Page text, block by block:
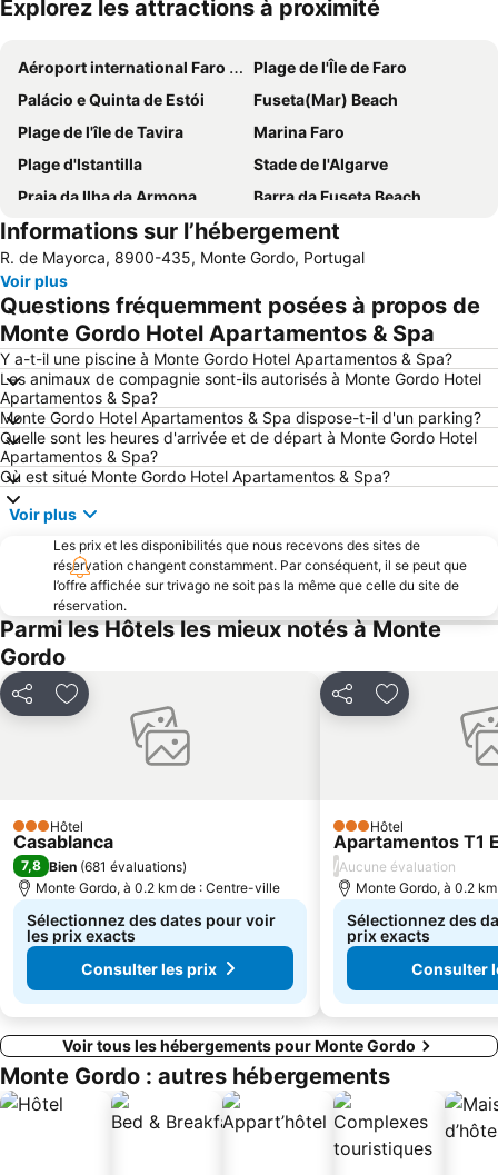
Explorez les attractions à proximité
Aéroport international Faro - Gago Coutinho
Plage de l'Île de Faro
Palácio e Quinta de Estói
Fuseta(Mar) Beach
Plage de l'île de Tavira
Marina Faro
Plage d'Istantilla
Stade de l'Algarve
Praia da Ilha da Armona
Barra da Fuseta Beach
Plage de Punta Umbria
Monte Gordo beach
Praia Verde
Playa Isla Canela
Couvent Notre-Dame de l'Assomption
Tavira train station
Parc Naturel de Ria Formosa
Culatra (Mar) Beach
Cathédrale de Faro
Plage de Manta Rota
Playas Isla Cristina
Praça Marquês de Pombal
Ayamonte
Isla Canela Golf
Tavira Gran-Plaza
Avenida Marginal de Monte Gordo
Pego do Inferno
Aula Marina El Terrón
El Portil
Pèlerinage du Rocío
Estación de Sevilla
Terminal Rodoviário Faro
Santo António Beach
Arquivo Histórico Municipal de Vila Real de Santo António
Castelo de Tavira
Terra Estreita beach
Port de plaisance El Rompido
Centre d'Interprétation Huelva Puerta del Atlántico
Barrio Reina Victoria - Obrero
Informations sur l’hébergement
R. de Mayorca, 8900-435, Monte Gordo, Portugal
Voir plus
Questions fréquemment posées à propos de
Monte Gordo Hotel Apartamentos & Spa
Y a-t-il une piscine à Monte Gordo Hotel Apartamentos & Spa?
Les animaux de compagnie sont-ils autorisés à Monte Gordo Hotel
Apartamentos & Spa?
Monte Gordo Hotel Apartamentos & Spa dispose-t-il d'un parking?
Quelle sont les heures d'arrivée et de départ à Monte Gordo Hotel
Apartamentos & Spa?
Où est situé Monte Gordo Hotel Apartamentos & Spa?
Voir plus
Les prix et les disponibilités que nous recevons des sites de
réservation changent constamment. Par conséquent, il se peut que
l’offre affichée sur trivago ne soit pas la même que celle du site de
réservation.
Parmi les Hôtels les mieux notés à Monte
Gordo
PartagerAjouter à mes favoris
3 Étoiles
Hôtel
Casablanca
7,8 Bien (681 évaluations)
Monte Gordo, à 0.2 km de : Centre-ville
Sélectionnez des dates pour voir
les prix exacts
Consulter les prix
PartagerAjouter à
3 Étoiles
Hôtel
Apartamentos T1
/Aucune évaluation
Monte Gordo, à 0.2
Sélectionnez des
prix exacts
Consulter
Voir tous les hébergements pour Monte Gordo
Monte Gordo : autres hébergements